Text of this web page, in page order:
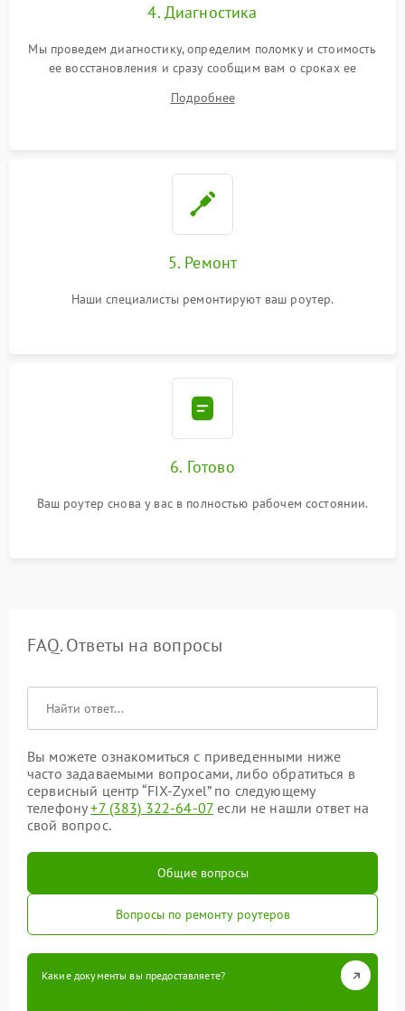
4. Диагностика
Мы проведем диагностику, определим поломку и стоимость
ее восстановления и сразу сообщим вам о сроках ее
Подробнее
5. Ремонт
Наши специалисты ремонтируют ваш роутер.
6. Готово
Ваш роутер снова у вас в полностью рабочем состоянии.
FAQ. Ответы на вопросы
Вы можете ознакомиться с приведенными ниже
часто задаваемыми вопросами, либо обратиться в
сервисный центр “FIX-Zyxel” по следующему
телефону+7 (383) 322-64-07 если не нашли ответ на
свой вопрос.
Общие вопросы
Вопросы по ремонту роутеров
Какие документы вы предоставляете?